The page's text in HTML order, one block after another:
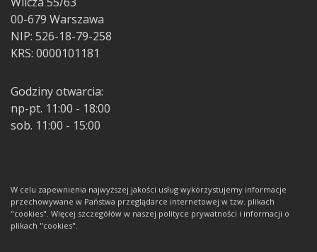
00-679 Warszawa
NIP: 526-18-79-258
KRS: 0000101181
Godziny otwarcia:
np-pt. 11:00 - 18:00
sob. 11:00 - 15:00
W celu zapewnienia najwyższej jakości usług wykorzystujemy informacje
przechowywane w Państwa przeglądarce internetowej w tzw. plikach
"cookies". Więcej szczegółów w naszej polityce prywatności i informacji o
plikach "cookies".